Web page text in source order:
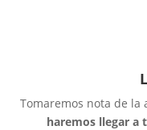
Tomaremos nota de la
haremos llegar a